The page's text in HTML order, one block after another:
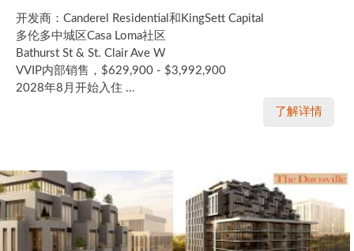
开发商：Canderel Residential和KingSett Capital
多伦多中城区Casa Loma社区
Bathurst St & St. Clair Ave W
VVIP内部销售，$629,900 - $3,992,900
2028年8月开始入住 ...
了解详情